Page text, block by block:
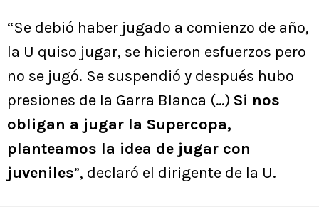
“Se debió haber jugado a comienzo de año,
la U quiso jugar, se hicieron esfuerzos pero
no se jugó. Se suspendió y después hubo
presiones de la Garra Blanca (…) Si nos
obligan a jugar la Supercopa,
planteamos la idea de jugar con
juveniles”, declaró el dirigente de la U.